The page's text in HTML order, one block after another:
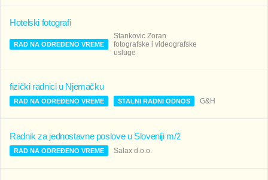
Hotelski fotografi
RAD NA ODREĐENO VREME
Stankovic Zoran
fotografske i videografske
usluge
fizički radnici u Njemačku
RAD NA ODREĐENO VREME STALNI RADNI ODNOS G&H
Radnik za jednostavne poslove u Sloveniji m/ž
RAD NA ODREĐENO VREME Salax d.o.o.